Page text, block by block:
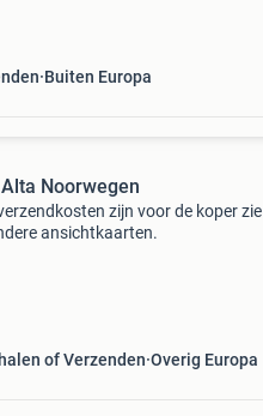
Buiten Europa
Noorwegen
zijn voor de koper zie
ansichtkaarten.
of Verzenden Overig Europa